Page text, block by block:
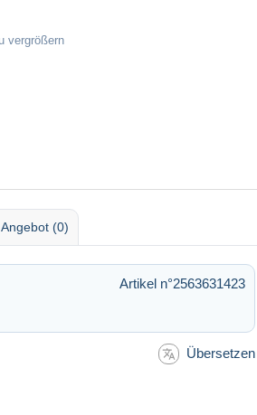
vergrößern
Angebot (0)
Artikel n°2563631423
Übersetzen